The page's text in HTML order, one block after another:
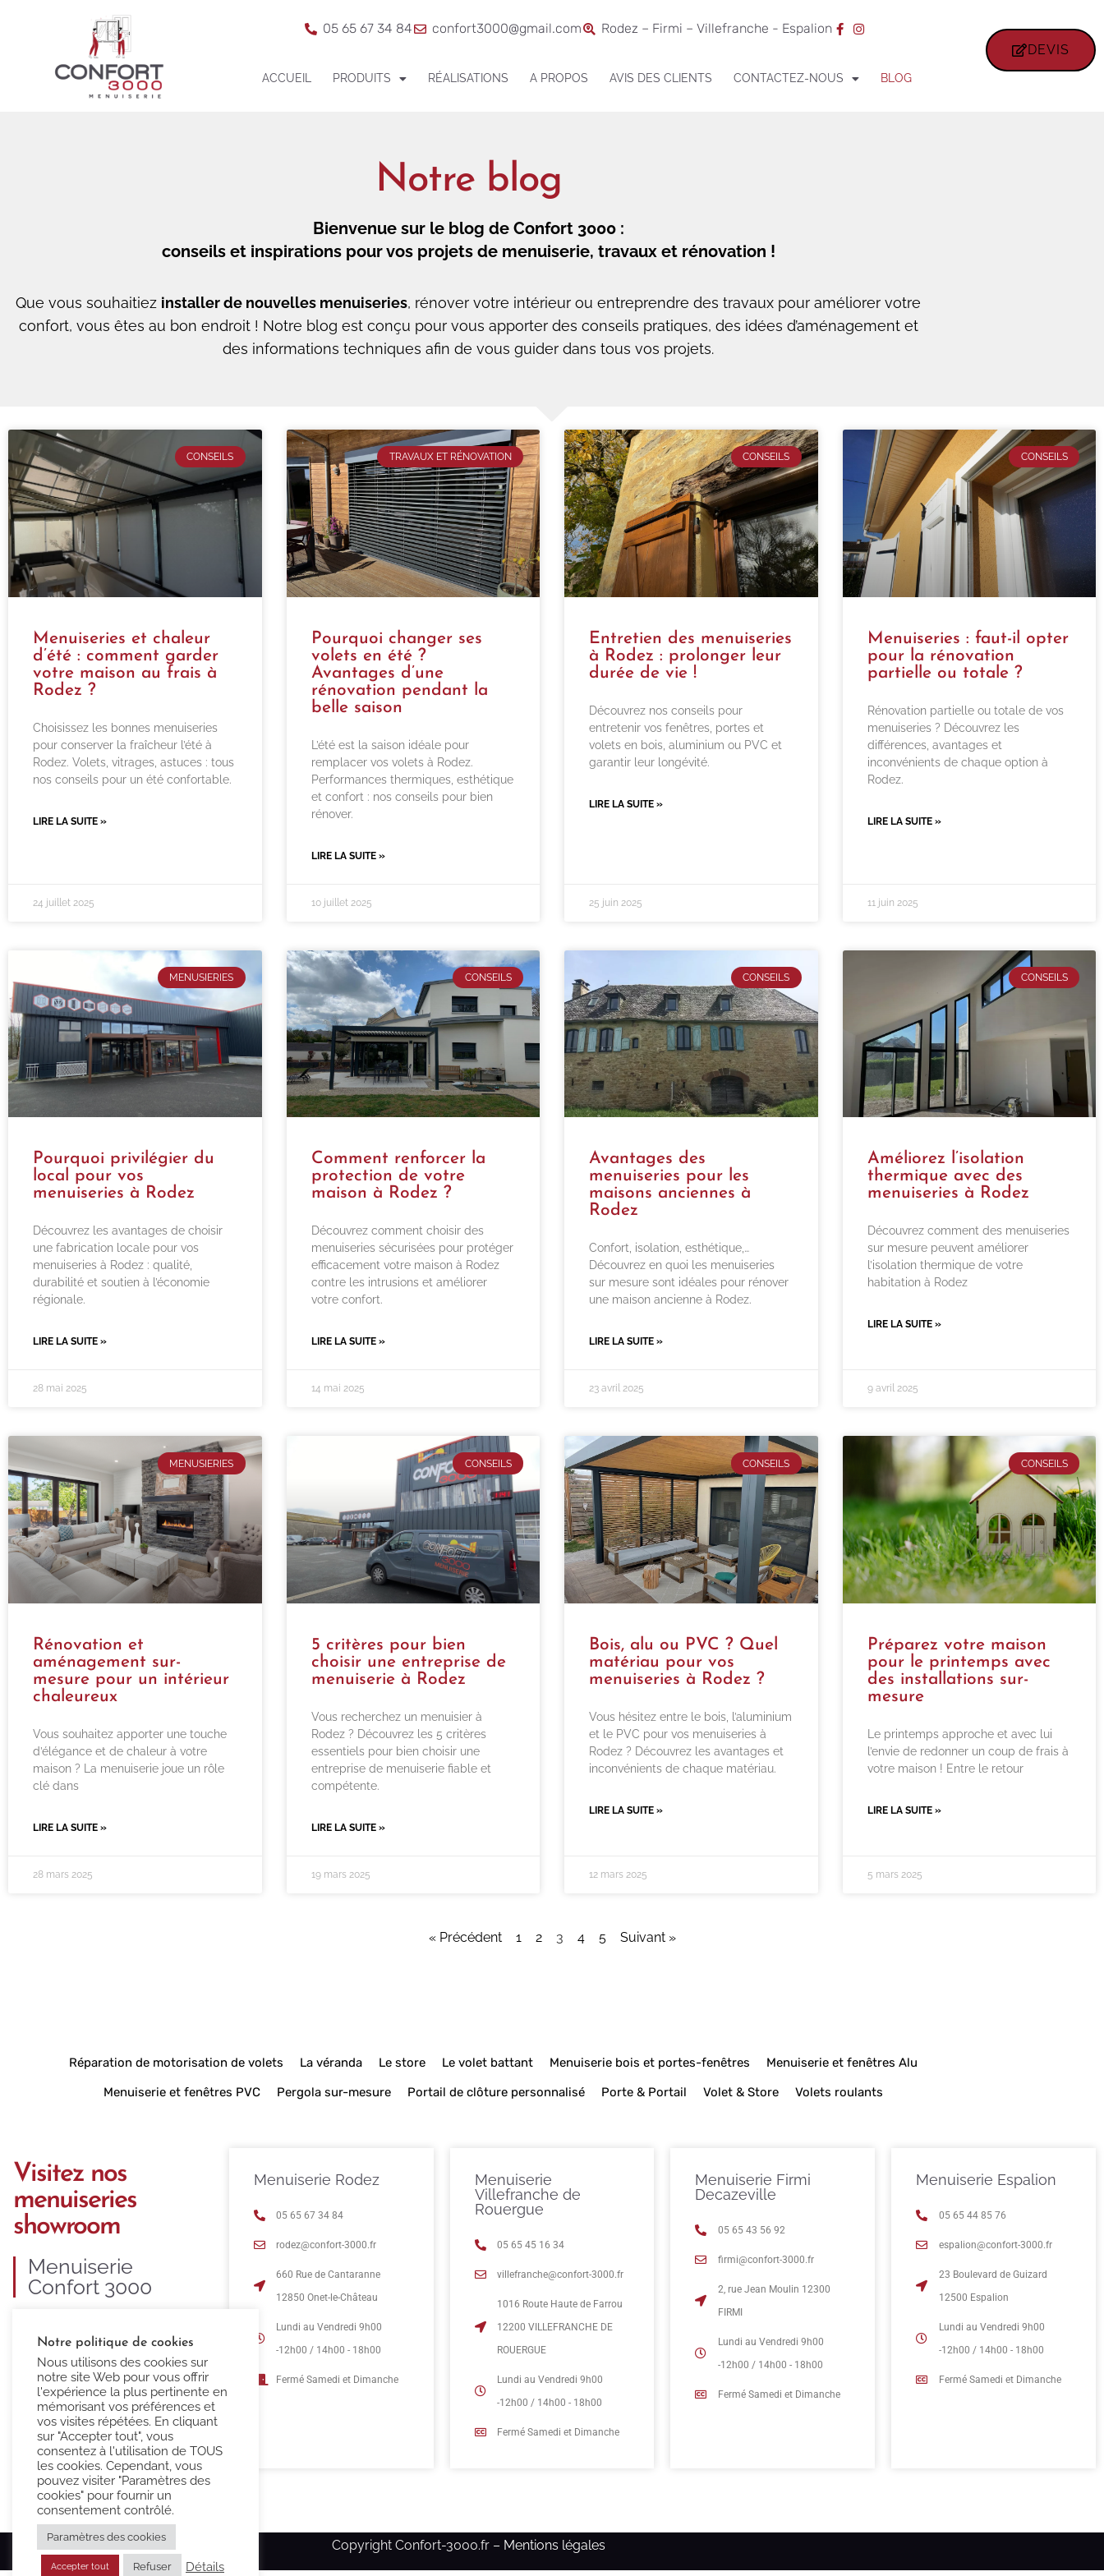
05 65 67 34 84 confort3000@gmail.com Rodez – Firmi – Villefranche - Espalion
ACCUEIL PRODUITS RÉALISATIONS A PROPOS AVIS DES CLIENTS CONTACTEZ-NOUS BLOG
DEVIS
Notre blog
Bienvenue sur le blog de Confort 3000 :
conseils et inspirations pour vos projets de menuiserie, travaux et rénovation !
Que vous souhaitiez installer de nouvelles menuiseries, rénover votre intérieur ou entreprendre des travaux pour améliorer votre
confort, vous êtes au bon endroit ! Notre blog est conçu pour vous apporter des conseils pratiques, des idées d’aménagement et
des informations techniques afin de vous guider dans tous vos projets.
CONSEILS
Menuiseries et chaleur
d’été : comment garder
votre maison au frais à
Rodez ?
Choisissez les bonnes menuiseries
pour conserver la fraîcheur l’été à
Rodez. Volets, vitrages, astuces : tous
nos conseils pour un été confortable.
LIRE LA SUITE »
24 juillet 2025
TRAVAUX ET RÉNOVATION
Pourquoi changer ses
volets en été ?
Avantages d’une
rénovation pendant la
belle saison
L’été est la saison idéale pour
remplacer vos volets à Rodez.
Performances thermiques, esthétique
et confort : nos conseils pour bien
rénover.
LIRE LA SUITE »
10 juillet 2025
CONSEILS
Entretien des menuiseries
à Rodez : prolonger leur
durée de vie !
Découvrez nos conseils pour
entretenir vos fenêtres, portes et
volets en bois, aluminium ou PVC et
garantir leur longévité.
LIRE LA SUITE »
25 juin 2025
CONSEILS
Menuiseries : faut-il opter
pour la rénovation
partielle ou totale ?
Rénovation partielle ou totale de vos
menuiseries ? Découvrez les
différences, avantages et
inconvénients de chaque option à
Rodez.
LIRE LA SUITE »
11 juin 2025
MENUSIERIES
Pourquoi privilégier du
local pour vos
menuiseries à Rodez
Découvrez les avantages de choisir
une fabrication locale pour vos
menuiseries à Rodez : qualité,
durabilité et soutien à l’économie
régionale.
LIRE LA SUITE »
28 mai 2025
CONSEILS
Comment renforcer la
protection de votre
maison à Rodez ?
Découvrez comment choisir des
menuiseries sécurisées pour protéger
efficacement votre maison à Rodez
contre les intrusions et améliorer
votre confort.
LIRE LA SUITE »
14 mai 2025
CONSEILS
Avantages des
menuiseries pour les
maisons anciennes à
Rodez
Confort, isolation, esthétique,…
Découvrez en quoi les menuiseries
sur mesure sont idéales pour rénover
une maison ancienne à Rodez.
LIRE LA SUITE »
23 avril 2025
CONSEILS
Améliorez l’isolation
thermique avec des
menuiseries à Rodez
Découvrez comment des menuiseries
sur mesure peuvent améliorer
l’isolation thermique de votre
habitation à Rodez
LIRE LA SUITE »
9 avril 2025
MENUSIERIES
Rénovation et
aménagement sur-
mesure pour un intérieur
chaleureux
Vous souhaitez apporter une touche
d’élégance et de chaleur à votre
maison ? La menuiserie joue un rôle
clé dans
LIRE LA SUITE »
28 mars 2025
CONSEILS
5 critères pour bien
choisir une entreprise de
menuiserie à Rodez
Vous recherchez un menuisier à
Rodez ? Découvrez les 5 critères
essentiels pour bien choisir une
entreprise de menuiserie fiable et
compétente.
LIRE LA SUITE »
19 mars 2025
CONSEILS
Bois, alu ou PVC ? Quel
matériau pour vos
menuiseries à Rodez ?
Vous hésitez entre le bois, l’aluminium
et le PVC pour vos menuiseries à
Rodez ? Découvrez les avantages et
inconvénients de chaque matériau.
LIRE LA SUITE »
12 mars 2025
CONSEILS
Préparez votre maison
pour le printemps avec
des installations sur-
mesure
Le printemps approche et avec lui
l’envie de redonner un coup de frais à
votre maison ! Entre le retour
LIRE LA SUITE »
5 mars 2025
« Précédent 1 2 3 4 5 Suivant »
Réparation de motorisation de volets La véranda Le store Le volet battant Menuiserie bois et portes-fenêtres
Menuiserie et fenêtres Alu
Menuiserie et fenêtres PVC
Pergola sur-mesure Portail de clôture personnalisé Porte & Portail Volet & Store Volets roulants
Visitez nos
menuiseries
showroom
Menuiserie
Confort 3000
fourniture et pose de menuiseries
PVC, ALU, BOIS et MIXTE.
Menuiserie Rodez
05 65 67 34 84
rodez@confort-3000.fr
660 Rue de Cantaranne
12850 Onet-le-Château
Lundi au Vendredi 9h00
-12h00 / 14h00 - 18h00
Fermé Samedi et Dimanche
Menuiserie
Villefranche de
Rouergue
05 65 45 16 34
villefranche@confort-3000.fr
1016 Route Haute de Farrou
12200 VILLEFRANCHE DE
ROUERGUE
Lundi au Vendredi 9h00
-12h00 / 14h00 - 18h00
Fermé Samedi et Dimanche
Menuiserie Firmi
Decazeville
05 65 43 56 92
firmi@confort-3000.fr
2, rue Jean Moulin 12300
FIRMI
Lundi au Vendredi 9h00
-12h00 / 14h00 - 18h00
Fermé Samedi et Dimanche
Menuiserie Espalion
05 65 44 85 76
espalion@confort-3000.fr
23 Boulevard de Guizard
12500 Espalion
Lundi au Vendredi 9h00
-12h00 / 14h00 - 18h00
Fermé Samedi et Dimanche
Copyright Confort-3000.fr – Mentions légales
Notre politique de cookies
Nous utilisons des cookies sur
notre site Web pour vous offrir
l'expérience la plus pertinente en
mémorisant vos préférences et
vos visites répétées. En cliquant
sur "Accepter tout", vous
consentez à l'utilisation de TOUS
les cookies. Cependant, vous
pouvez visiter "Paramètres des
cookies" pour fournir un
consentement contrôlé.
Paramètres des cookies
Accepter tout Refuser Détails